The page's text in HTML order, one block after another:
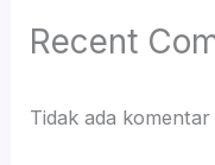
Recent
Tidak ada